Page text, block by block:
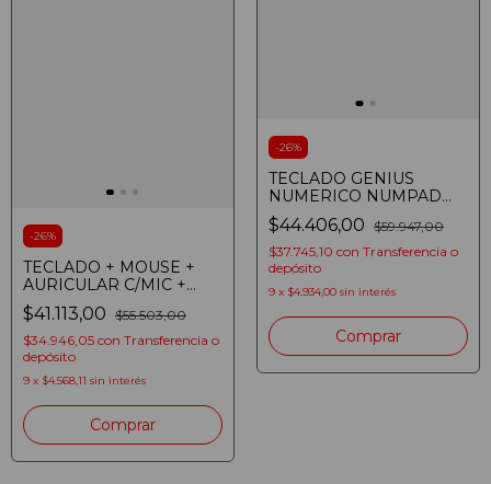
-26%
TECLADO + MOUSE +
AURICULAR C/MIC +
PAD NOGA NKB-411
GAMER RGB ROSA
$41.113,00 $55.503,00
$34.946,05 con Transferencia o
depósito
9 x $4.568,11 sin interés
-26%
TECLADO GENIUS
NUMERICO NUMPAD
USB
$44.406,00 $59.947,00
$37.745,10 con Transferencia o
depósito
9 x $4.934,00 sin interés
Comprar